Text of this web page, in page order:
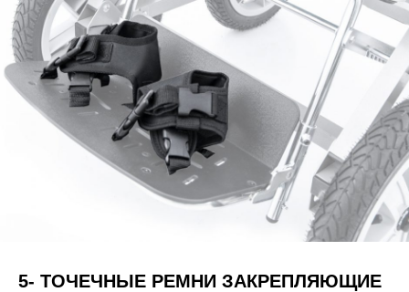
5- ТОЧЕЧНЫЕ РЕМНИ ЗАКРЕПЛЯЮЩИЕ